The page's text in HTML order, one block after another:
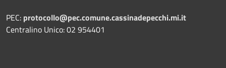
PEC: protocollo@pec.comune.cassinadepecchi.mi.it
Centralino Unico: 02 954401